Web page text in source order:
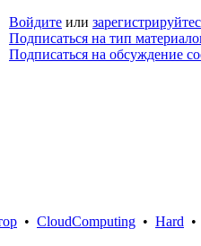
Войдите или
Подписаться на тип
Подписаться на обсуждение
• CloudComputing • Hard •